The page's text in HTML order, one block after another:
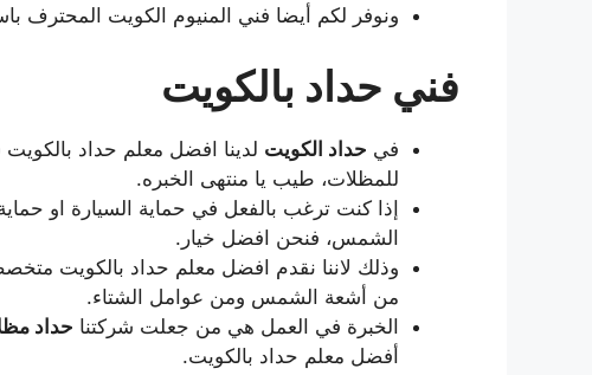
ونوفر لكم أيضا فني المنيوم الكويت المحترف
فني حداد بالكويت
في حداد الكويت لدينا افضل معلم حداد
للمظلات، طيب يا منتهى الخبره.
إذا كنت ترغب بالفعل في حماية السيارة او
الشمس، فنحن افضل خيار.
وذلك لاننا نقدم افضل معلم حداد بالكويت
من أشعة الشمس ومن عوامل الشتاء.
الخبرة في العمل هي من جعلت شركتنا حداد
أفضل معلم حداد بالكويت.